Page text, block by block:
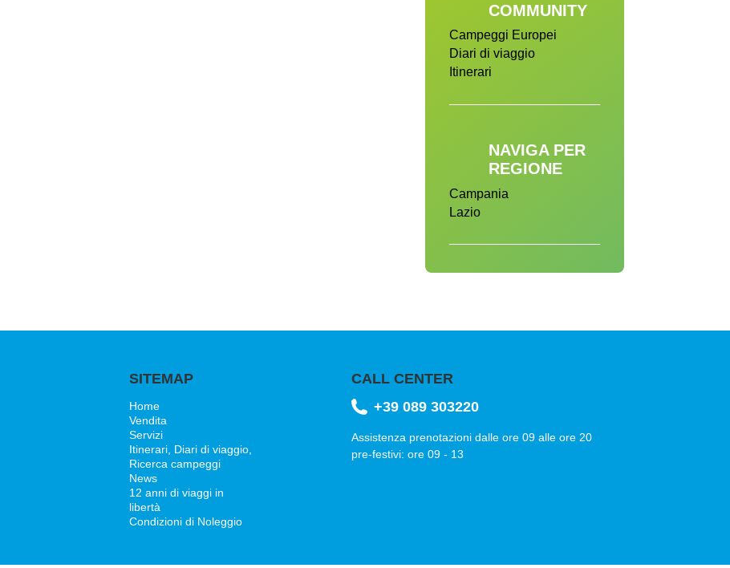
COMMUNITY
Campeggi Europei
Diari di viaggio
Itinerari
NAVIGA PER
REGIONE
Campania
Lazio
SITEMAP
Home
Vendita
Servizi
Itinerari, Diari di viaggio,
Ricerca campeggi
News
12 anni di viaggi in
libertà
Condizioni di Noleggio
CALL CENTER
+39 089 303220
Assistenza prenotazioni dalle ore 09 alle ore 20
pre-festivi: ore 09 - 13